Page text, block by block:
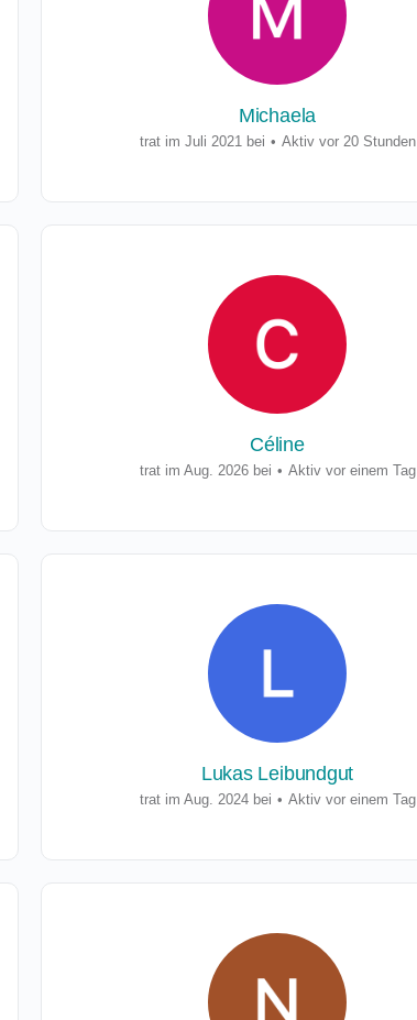
Michaela
trat im Juli 2021 bei • Aktiv vor 20 Stunden
Céline
trat im Aug. 2026 bei • Aktiv vor einem Tag
Lukas Leibundgut
trat im Aug. 2024 bei • Aktiv vor einem Tag